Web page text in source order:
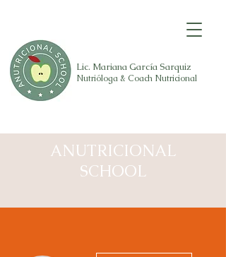
Lic. MarianaGarcía Sarquiz
Nutrióloga & Coach Nutricional
ANUTRICIONAL
SCHOOL